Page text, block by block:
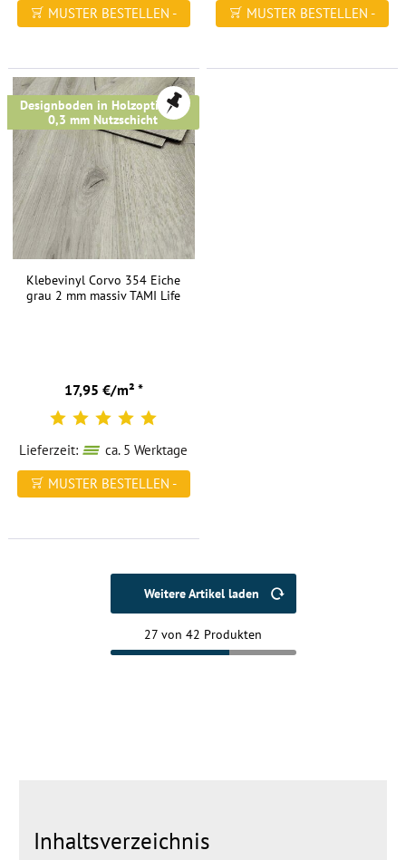
MUSTER BESTELLEN -
MUSTER BESTELLEN -
Designboden in Holzoptik mit
0,3 mm Nutzschicht
Klebevinyl Corvo 354 Eiche
grau 2 mm massiv TAMI Life
17,95 €/m² *
Lieferzeit:
ca. 5 Werktage
MUSTER BESTELLEN -
Weitere Artikel laden
27 von 42 Produkten
Inhaltsverzeichnis